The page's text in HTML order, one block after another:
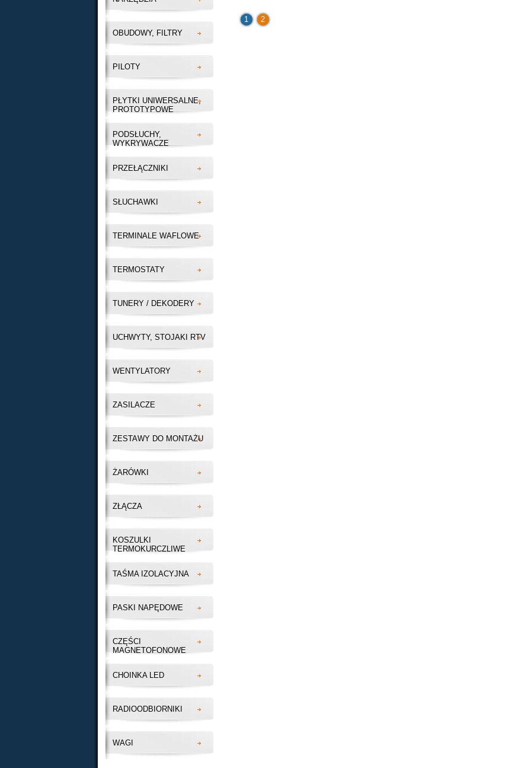
OBUDOWY, FILTRY
PILOTY
PŁYTKI UNIWERSALNE,
PROTOTYPOWE
PODSŁUCHY,
WYKRYWACZE
PRZEŁĄCZNIKI
SŁUCHAWKI
TERMINALE WAFLOWE
TERMOSTATY
TUNERY / DEKODERY
UCHWYTY, STOJAKI RTV
WENTYLATORY
ZASILACZE
ZESTAWY DO MONTAŻU
ŻARÓWKI
ZŁĄCZA
KOSZULKI
TERMOKURCZLIWE
TAŚMA IZOLACYJNA
PASKI NAPĘDOWE
CZĘŚCI
MAGNETOFONOWE
CHOINKA LED
RADIOODBIORNIKI
WAGI
1 2